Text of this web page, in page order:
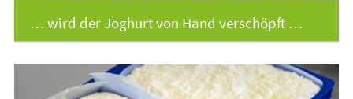
… wird der Joghurt von Hand verschöpft …